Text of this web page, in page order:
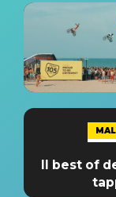
Il best of